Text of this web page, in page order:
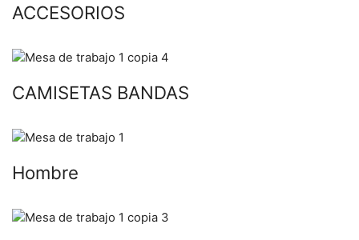
ACCESORIOS
CAMISETAS BANDAS
Hombre